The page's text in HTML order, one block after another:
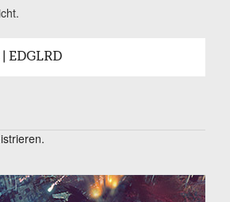
EDGLRD